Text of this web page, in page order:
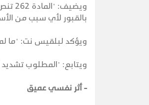
بالقبور لأي سبب من
ويؤكد لبلقيس نت: "ما
ويتابع: "المطلوب
- أثر نفسي عميق